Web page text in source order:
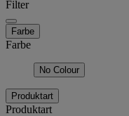
Filter
Farbe
Farbe
No Colour
Produktart
Produktart